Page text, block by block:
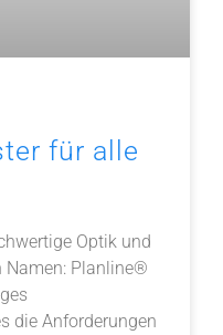
für alle
Optik und
Namen: Planline®
die Anforderungen